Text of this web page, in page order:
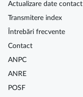
Actualizare date contact
Transmitere index
Întrebări frecvente
Contact
ANPC
ANRE
POSF